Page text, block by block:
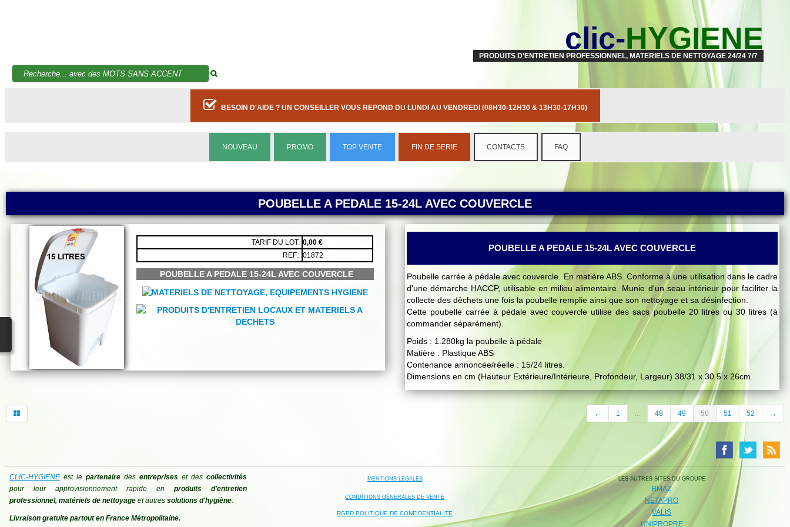
clic-HYGIENE
PRODUITS D'ENTRETIEN PROFESSIONNEL, MATERIELS DE NETTOYAGE 24/24 7/7
BESOIN D'AIDE ? UN CONSEILLER VOUS REPOND DU LUNDI AU VENDREDI (08H30-12H30 & 13H30-17H30)
NOUVEAU PROMO TOP VENTE FIN DE SERIE CONTACTS FAQ
POUBELLE A PEDALE 15-24L AVEC COUVERCLE
TARIF DU LOT: 0,00 €
REF.: 01872
POUBELLE A PEDALE 15-24L AVEC COUVERCLE
POUBELLE A PEDALE 15-24L AVEC COUVERCLE
Poubelle carrée à pédale avec couvercle. En matière ABS. Conforme à une utilisation dans le cadre
d'une démarche HACCP, utilisable en milieu alimentaire. Munie d'un seau intérieur pour faciliter la
collecte des dêchets une fois la poubelle remplie ainsi que son nettoyage et sa désinfection.
Cette poubelle carrée à pédale avec couvercle utilise des sacs poubelle 20 litres ou 30 litres (à
commander séparément).
Poids : 1.280kg la poubelle à pédale
Matière : Plastique ABS
Contenance annoncée/réelle : 15/24 litres.
Dimensions en cm (Hauteur Extérieure/Intérieure, Profondeur, Largeur) 38/31 x 30.5 x 26cm.
← 1 ... 48 49 50 51 52 →
CLIC-HYGIENE est le partenairedes entrepriseset des collectivités
pour leur approvisionnement rapide en produits d'entretien
professionnel, matériels de nettoyage et autres solutions d'hygiène.
Livraison gratuite partout en France Métropolitaine.
MENTIONS LEGALES
CONDITIONS GENERALES DE VENTE
RGPD POLITIQUE DE CONFIDENTIALITE
LES AUTRES SITES DU GROUPE
BMAZ
NETAPRO
VALIS
UNIPROPRE